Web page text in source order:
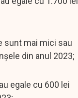
sunt mai mici sau
din anul 2023;
egale cu 600 lei